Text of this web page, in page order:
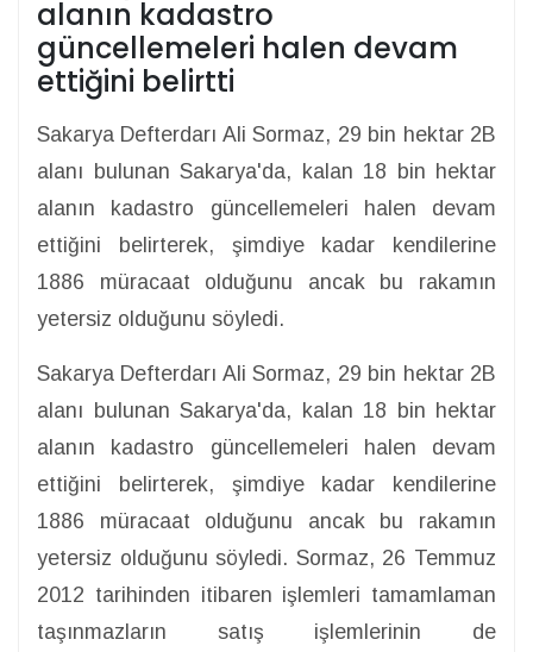
alanın kadastro
güncellemeleri halen devam
ettiğini belirtti
Sakarya Defterdarı Ali Sormaz, 29 bin hektar 2B
alanı bulunan Sakarya'da, kalan 18 bin hektar
alanın kadastro güncellemeleri halen devam
ettiğini belirterek, şimdiye kadar kendilerine
1886 müracaat olduğunu ancak bu rakamın
yetersiz olduğunu söyledi.
Sakarya Defterdarı Ali Sormaz, 29 bin hektar 2B
alanı bulunan Sakarya'da, kalan 18 bin hektar
alanın kadastro güncellemeleri halen devam
ettiğini belirterek, şimdiye kadar kendilerine
1886 müracaat olduğunu ancak bu rakamın
yetersiz olduğunu söyledi. Sormaz, 26 Temmuz
2012 tarihinden itibaren işlemleri tamamlaman
taşınmazların satış işlemlerinin de